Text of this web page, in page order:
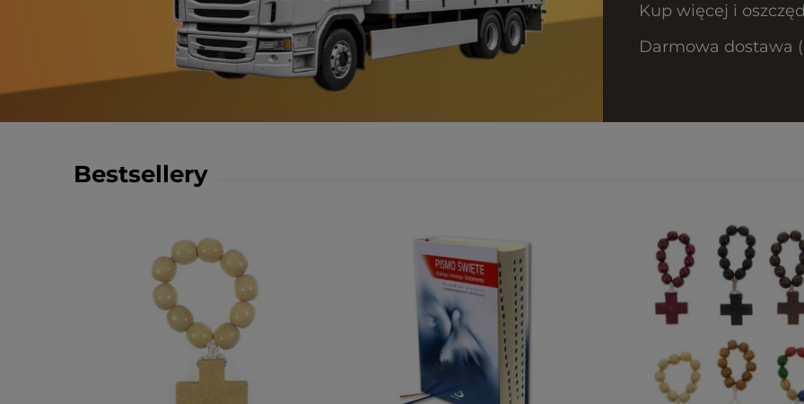
Kup więcej i
Darmowa dostawa
Bestsellery